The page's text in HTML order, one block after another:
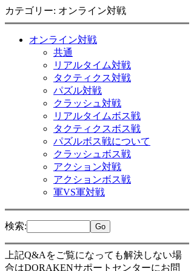
カテゴリー: オンライン対戦
オンライン対戦
共通
リアルタイム対戦
タクティクス対戦
パズル対戦
クラッシュ対戦
リアルタイムボス戦
タクティクスボス戦
パズルボス戦について
クラッシュボス戦
アクション対戦
アクションボス戦
軍VS軍対戦
検索:
上記Q&Aをご覧になっても解決しない場
合はDORAKENサポートセンターにお問